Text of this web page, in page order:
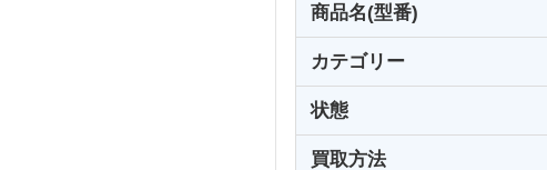
商品名(型番)
カテゴリー
状態
買取方法